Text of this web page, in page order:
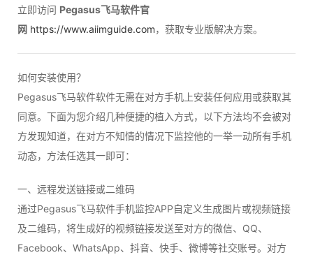
立即访问 Pegasus飞马软件官
网 https://www.aiimguide.com，获取专业版解决方案。
如何安装使用？
Pegasus飞马软件软件无需在对方手机上安装任何应用或获取其
同意。下面为您介绍几种便捷的植入方式，以下方法均不会被对
方发现知道，在对方不知情的情况下监控他的一举一动所有手机
动态，方法任选其一即可：
一、远程发送链接或二维码
通过Pegasus飞马软件手机监控APP自定义生成图片或视频链接
及二维码，将生成好的视频链接发送至对方的微信、QQ、
Facebook、WhatsApp、抖音、快手、微博等社交账号。对方